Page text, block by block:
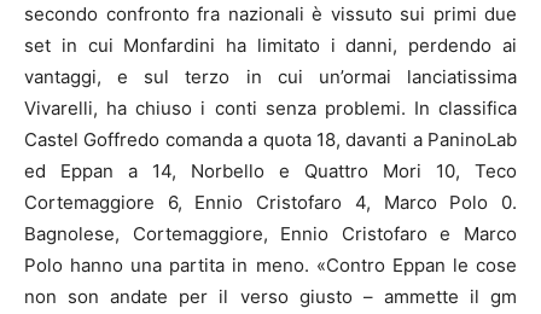
secondo confronto fra nazionali è vissuto sui primi due
set in cui Monfardini ha limitato i danni, perdendo ai
vantaggi, e sul terzo in cui un’ormai lanciatissima
Vivarelli, ha chiuso i conti senza problemi. In classifica
Castel Goffredo comanda a quota 18, davanti a PaninoLab
ed Eppan a 14, Norbello e Quattro Mori 10, Teco
Cortemaggiore 6, Ennio Cristofaro 4, Marco Polo 0.
Bagnolese, Cortemaggiore, Ennio Cristofaro e Marco
Polo hanno una partita in meno. «Contro Eppan le cose
non son andate per il verso giusto – ammette il gm